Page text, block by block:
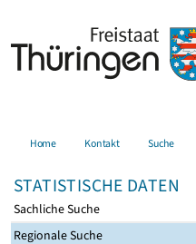
Home Kontakt Suche
STATISTISCHE DATEN
Sachliche Suche
Regionale Suche